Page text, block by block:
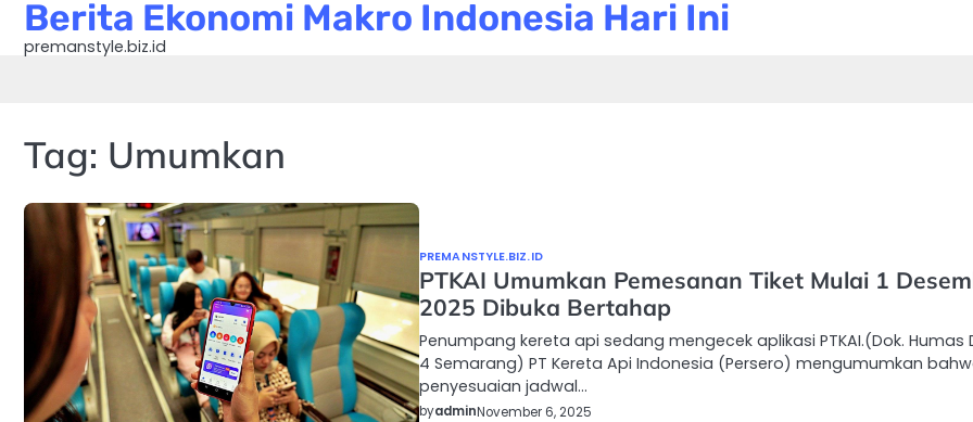
Skip
content
Berita Ekonomi Makro Indonesia Hari Ini
premanstyle.biz.id
Tag: Umumkan
PREMANSTYLE.BIZ.ID
PTKAI Umumkan Pemesanan Tiket Mulai 1
2025 Dibuka Bertahap
Penumpang kereta api sedang mengecek aplikasi PTKAI.(Dok. Humas
4 Semarang) PT Kereta Api Indonesia (Persero) mengumumkan
penyesuaian jadwal…
byadminNovember 6, 2025